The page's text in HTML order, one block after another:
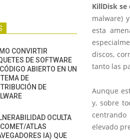
KillDisk
malware)
esta
discos,
tanto las
Aunque
y, sobre
centrando
elevado
CONVIRTIR
DE SOFTWARE
ABIERTO EN UN
DE
DE
OCULTA
ATLAS
IA) QUE